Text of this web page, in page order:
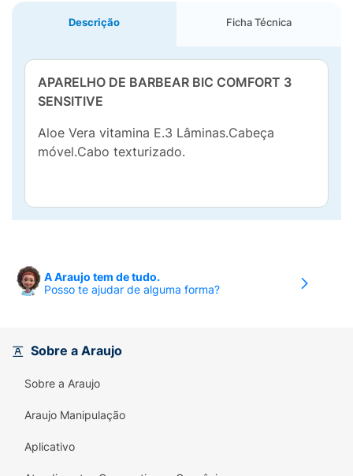
Descrição Ficha Técnica
APARELHO DE BARBEAR BIC COMFORT 3
SENSITIVE
Aloe Vera vitamina E.3 Lâminas.Cabeça
móvel.Cabo texturizado.
A Araujo tem de tudo.
Posso te ajudar de alguma forma?
Sobre a Araujo
Sobre a Araujo
Araujo Manipulação
Aplicativo